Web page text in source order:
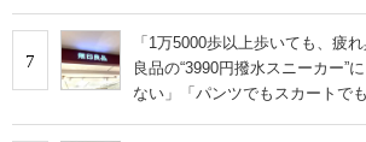
7
「1万5000歩以上歩いても、疲
良品の“3990円撥水スニーカー”
ない」「パンツでもスカートで